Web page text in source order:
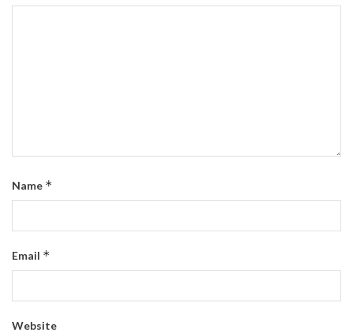
Name *
Email *
Website